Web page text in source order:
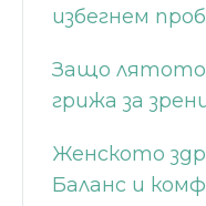
избегнем
Защо лятото
грижа за
Женското
Баланс и